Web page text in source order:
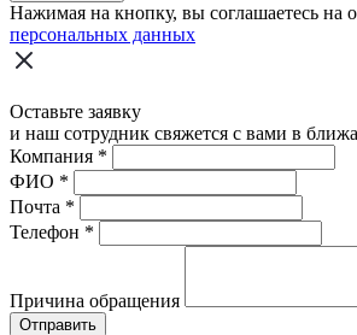
Нажимая на кнопку, вы соглашаетесь на
персональных данных
Оставьте заявку
и наш сотрудник свяжется с вами в
Компания *
ФИО *
Почта *
Телефон *
Причина обращения
Отправить